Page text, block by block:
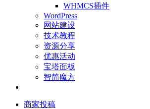
WHMCS插件
WordPress
网站建设
技术教程
资源分享
优惠活动
宝塔面板
智简魔方
商家投稿